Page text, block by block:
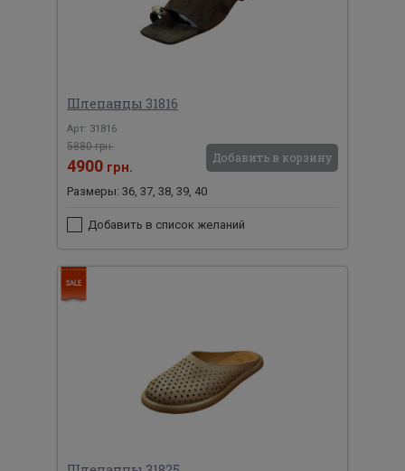
Шлепанцы 31816
Арт: 31816
5880 грн.
4900 грн.
Добавить в корзину
Размеры: 36, 37, 38, 39, 40
Добавить в список желаний